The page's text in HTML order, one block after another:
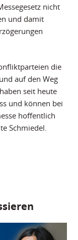
nicht
und damit
die
auf den Weg
seit heute
und können bei
hoffentlich
Schmiedel.